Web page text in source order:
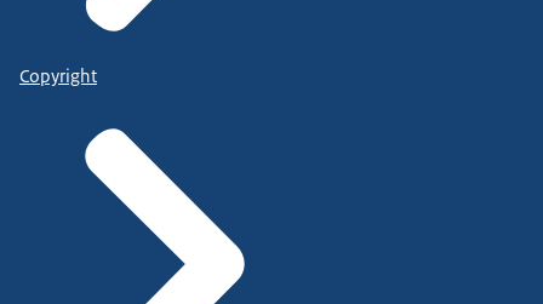
Copyright